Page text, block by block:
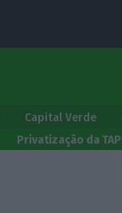
Capital Verde
Privatização da TAP